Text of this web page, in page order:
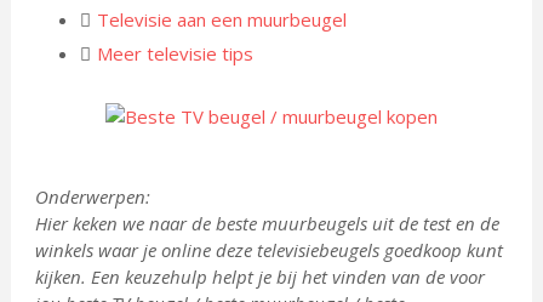
Televisie aan een muurbeugel
Meer televisie tips
Onderwerpen:
Hier keken we naar de beste muurbeugels uit de test en de
winkels waar je online deze televisiebeugels goedkoop kunt
kijken. Een keuzehulp helpt je bij het vinden van de voor